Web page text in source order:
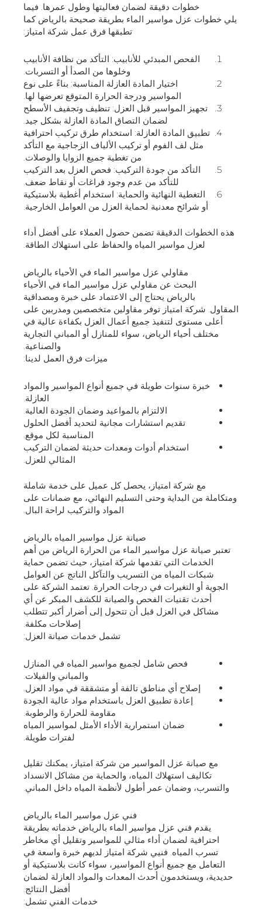
خطوات دقيقة لضمان فعاليتها وطول عمرها. فيما
يلي خطوات عزل مواسير الماء بطريقة صحيحة بالرياض كما
تطبقها فرق عمل شركة امتياز:
الفحص المبدئي للأنابيب: التأكد من نظافة الأنابيب
وخلوها من الصدأ أو التسربات.
اختيار المادة العازلة المناسبة: بناءً على نوع
المواسير ودرجة الحرارة المتوقع تعرضها لها.
تجهيز المواسير قبل العزل: تنظيف وتجفيف الأسطح
لضمان التصاق المادة العازلة بشكل جيد.
تطبيق المادة العازلة: استخدام طرق تركيب احترافية
مثل لف الفوم أو تركيب الألياف الزجاجية مع التأكد
من تغطية جميع الزوايا والوصلات.
التأكد من جودة التركيب: فحص العزل بعد التركيب
للتأكد من عدم وجود فراغات أو نقاط ضعف.
التغطية النهائية والحماية: استخدام أغطية بلاستيكية
أو شرائح معدنية لحماية العزل من العوامل الخارجية.
هذه الخطوات الدقيقة تضمن حصول العملاء على أفضل أداء
لعزل مواسير المياه والحفاظ على استهلاك الطاقة.
مقاولي عزل مواسير الماء في الأحياء بالرياض
البحث عن مقاولي عزل مواسير الماء في الأحياء
بالرياض يحتاج إلى الاعتماد على خبرة ومصداقية
المقاول. شركة امتياز توفر مقاولين متخصصين ومدربين على
أعلى مستوى لتنفيذ جميع أعمال العزل بكفاءة عالية في
مختلف أحياء الرياض، سواء للمنازل أو المباني التجارية
والصناعية.
ميزات فرق العمل لدينا:
خبرة سنوات طويلة في جميع أنواع المواسير والمواد
العازلة.
الالتزام بالمواعيد وضمان الجودة العالية.
تقديم استشارات مجانية لتحديد أفضل الحلول
المناسبة لكل موقع.
استخدام أدوات ومعدات حديثة لضمان التركيب
المثالي للعزل.
مع شركة امتياز، يحصل كل عميل على خدمة شاملة
ومتكاملة من البداية وحتى التسليم النهائي، مع ضمانات على
المواد والتركيب لراحة البال.
صيانة عزل مواسير المياه بالرياض
تعتبر صيانة عزل مواسير الماء من الحرارة الرياض من أهم
الخدمات التي تقدمها شركة امتياز، حيث تضمن حماية
شبكات المياه من التسريب والتآكل الناتج عن العوامل
الجوية أو التغيرات في درجات الحرارة. تعتمد الشركة على
أحدث تقنيات الفحص والصيانة للكشف المبكر عن أي
مشاكل في العزل قبل أن تتحول إلى أضرار أكبر تتطلب
إصلاحات مكلفة.
تشمل خدمات صيانة العزل:
فحص شامل لجميع مواسير المياه في المنازل
والمباني والفيلات.
إصلاح أي مناطق تالفة أو متشققة في مواد العزل.
إعادة تطبيق العزل باستخدام مواد عالية الجودة
مقاومة للحرارة والرطوبة.
ضمان استمرارية الأداء الأمثل لمواسير المياه
لفترات طويلة.
مع صيانة عزل المواسير من شركة امتياز، يمكنك تقليل
تكاليف استهلاك المياه، والحماية من مشاكل الانسداد
والتسرب، وضمان عمر أطول لأنظمة المياه داخل المباني.
فني عزل مواسير الماء بالرياض
يقدم فني عزل مواسير الماء بالرياض خدماته بطريقة
احترافية لضمان أداء مثالي للمواسير وتقليل أي مخاطر
تسرب المياه. فنيي شركة امتياز لديهم خبرة واسعة في
التعامل مع جميع أنواع المواسير، سواء كانت بلاستيكية أو
حديدية، ويستخدمون أحدث المعدات والمواد العازلة لضمان
أفضل النتائج.
خدمات الفني تشمل: